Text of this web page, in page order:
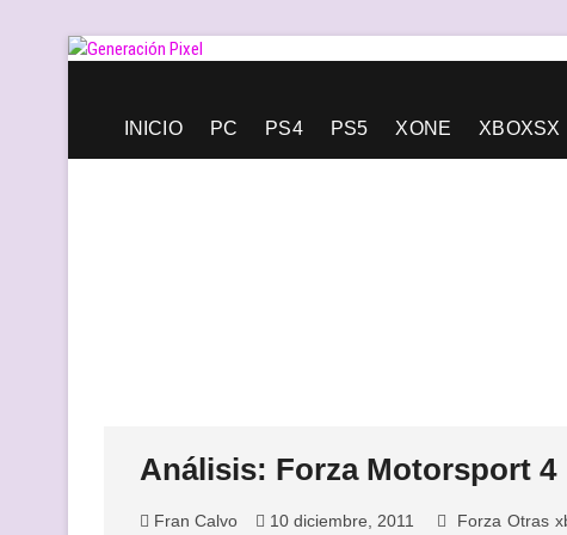
Saltar
Generación Pixel
INICIO PC PS4 PS5 XONE XBOXSX
Análisis: Forza Motorsport 4
Fran Calvo 10 diciembre, 2011 Forza Otras